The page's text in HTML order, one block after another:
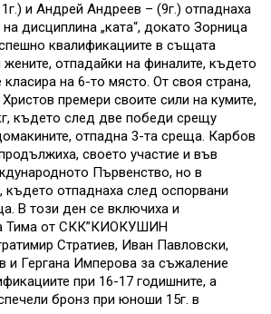
и Андрей Андреев – (9г.) отпаднаха
дисциплина „ката“, докато Зорница
квалификациите в същата
отпадайки на финалите, където
класира на 6-то място. От своя страна,
премери своите сили на кумите,
където след две победи срещу
отпадна 3-та среща. Карбов
своето участие и във
Първенство, но в
където отпаднаха след оспорвани
В този ден се включиха и
Тима от СКК”КИОКУШИН
Стратиев, Иван Павловски,
и Гергана Имперова за съжаление
при 16-17 годишните, а
бронз при юноши 15г. в